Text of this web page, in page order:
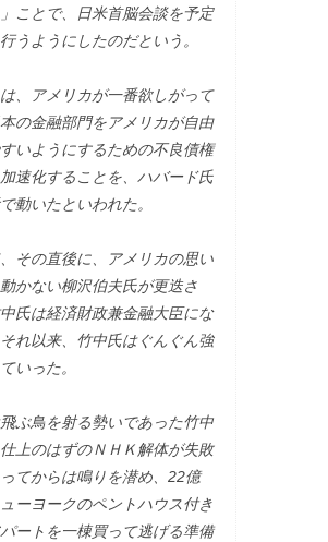
ことで、日米首脳会談を予定
うようにしたのだという。
、アメリカが一番欲しがって
の金融部門をアメリカが自由
いようにするための不良債権
速化することを、ハバード氏
動いたといわれた。
その直後に、アメリカの思い
かない柳沢伯夫氏が更迭さ
氏は経済財政兼金融大臣にな
れ以来、竹中氏はぐんぐん強
いった。
ぶ鳥を射る勢いであった竹中
上のはずのＮＨＫ解体が失敗
てからは鳴りを潜め、22億
ーヨークのペントハウス付き
ートを一棟買って逃げる準備